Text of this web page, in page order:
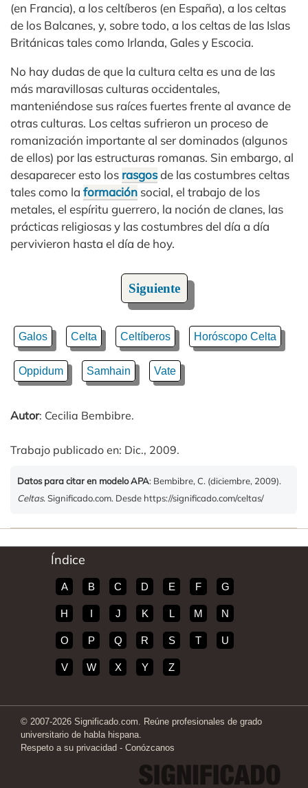
(en Francia), a los celtíberos (en España), a los celtas
de los Balcanes, y, sobre todo, a los celtas de las Islas
Británicas tales como Irlanda, Gales y Escocia.
No hay dudas de que la cultura celta es una de las
más maravillosas culturas occidentales,
manteniéndose sus raíces fuertes frente al avance de
otras culturas. Los celtas sufrieron un proceso de
romanización importante al ser dominados (algunos
de ellos) por las estructuras romanas. Sin embargo, al
desaparecer esto los rasgosde las costumbres celtas
tales como la formación social, el trabajo de los
metales, el espíritu guerrero, la noción de clanes, las
prácticas religiosas y las costumbres del día a día
pervivieron hasta el día de hoy.
Siguiente
Galos Celta Celtíberos Horóscopo Celta
Oppidum Samhain Vate
Autor: Cecilia Bembibre.
Trabajo publicado en: Dic., 2009.
Datos para citar en modelo APA: Bembibre, C. (diciembre, 2009).
Celtas. Significado.com. Desde https://significado.com/celtas/
Índice
A B C D E F G
H I J K L M N
O P Q R S T U
V W X Y Z
© 2007-2026 Significado.com. Reúne profesionales de grado
universitario de habla hispana.
Respeto a su privacidad - Conózcanos